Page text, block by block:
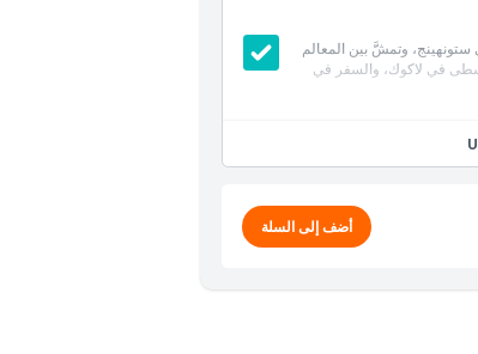
ستونهينج، وتمشَّ بين المعالم
في لاكوك، والسفر في
أضف إلى السلة